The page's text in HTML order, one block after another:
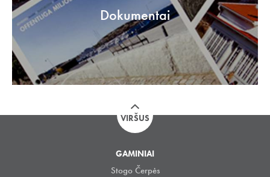
Dokumentai
VIRŠUS
GAMINIAI
Stogo Čerpės